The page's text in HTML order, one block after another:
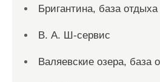
Бригантина, база отдыха
В. А. Ш-сервис
Валяевские озера, база